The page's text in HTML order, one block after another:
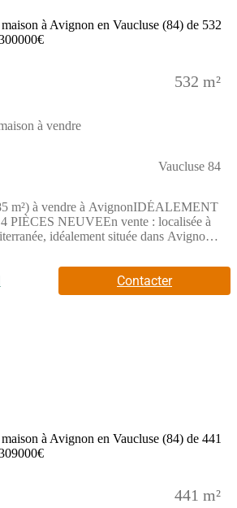
532 m²
à vendre
Vaucluse 84
m²) à vendre à AvignonIDÉALEMENT
PIÈCES NEUVEEn vente : localisée à
idéalement située dans Avignon
de 85 m² et de 532 m² de terrain. Son
chambres, une cuisine et une salle de
propriété se situe dans un
à l'achat pour 300 000 €.N'hésitez pas
notre agence (MONTAGNE Lionel :
toute information sur la maison.
Contacter
441 m²